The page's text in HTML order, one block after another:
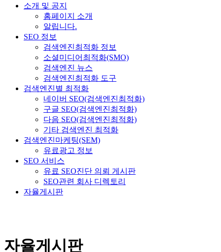
소개 및 공지
홈페이지 소개
알립니다.
SEO 정보
검색엔진최적화 정보
소셜미디어최적화(SMO)
검색엔진 뉴스
검색엔진최적화 도구
검색엔진별 최적화
네이버 SEO(검색엔진최적화)
구글 SEO(검색엔진최적화)
다음 SEO(검색엔진최적화)
기타 검색엔진 최적화
검색엔진마케팅(SEM)
유료광고 정보
SEO 서비스
유료 SEO진단 의뢰 게시판
SEO관련 회사 디렉토리
자율게시판
자율게시판